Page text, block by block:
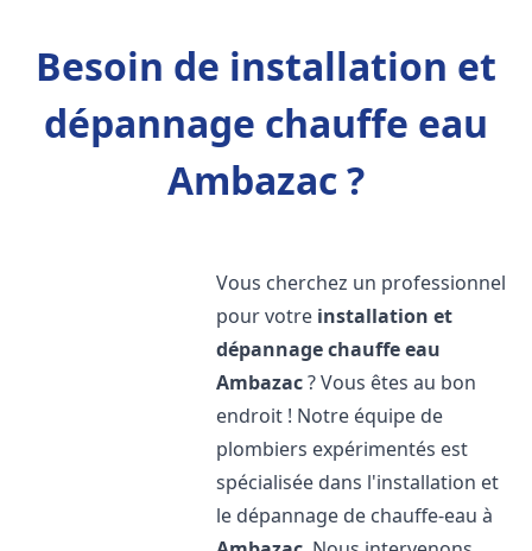
Besoin de installation et
dépannage chauffe eau
Ambazac ?
Vous cherchez un professionnel
pour votre installation et
dépannage chauffe eau
Ambazac? Vous êtes au bon
endroit ! Notre équipe de
plombiers expérimentés est
spécialisée dans l'installation et
le dépannage de chauffe-eau à